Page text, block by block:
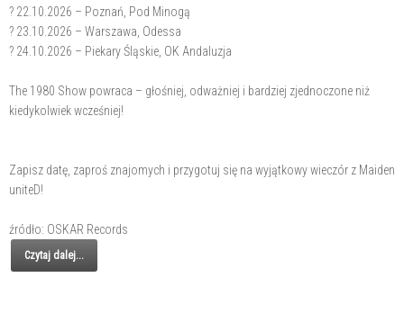
? 22.10.2026 – Poznań, Pod Minogą
? 23.10.2026 – Warszawa, Odessa
? 24.10.2026 – Piekary Śląskie, OK Andaluzja
The 1980 Show powraca – głośniej, odważniej i bardziej zjednoczone niż
kiedykolwiek wcześniej!
Zapisz datę, zaproś znajomych i przygotuj się na wyjątkowy wieczór z Maiden
uniteD!
źródło: OSKAR Records
Czytaj dalej...